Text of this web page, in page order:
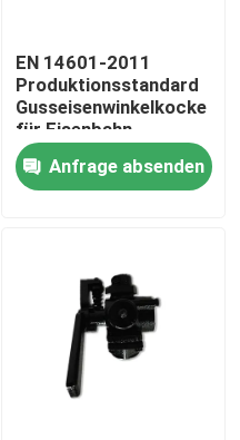
EN 14601-2011
Produktionsstandard
Gusseisenwinkelkocke
für Eisenbahn
Anfrage absenden